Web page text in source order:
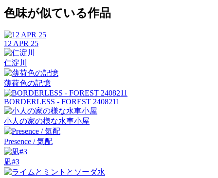
色味が似ている作品
12 APR 25
仁淀川
薄荷色の記憶
BORDERLESS - FOREST 2408211
小人の家の様な水車小屋
Presence / 気配
凪#3